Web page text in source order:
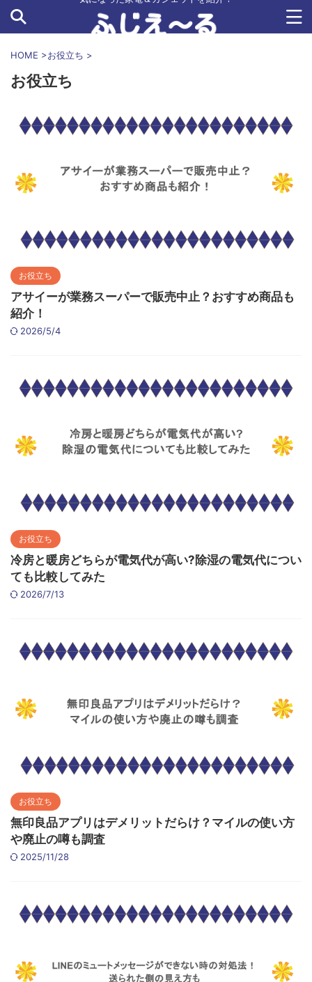
HOME >お役立ち >
お役立ち
お役立ち
アサイーが業務スーパーで販売中止？おすすめ商品も
紹介！
2026/5/4
お役立ち
冷房と暖房どちらが電気代が高い?除湿の電気代につい
ても比較してみた
2026/7/13
お役立ち
無印良品アプリはデメリットだらけ？マイルの使い方
や廃止の噂も調査
2025/11/28